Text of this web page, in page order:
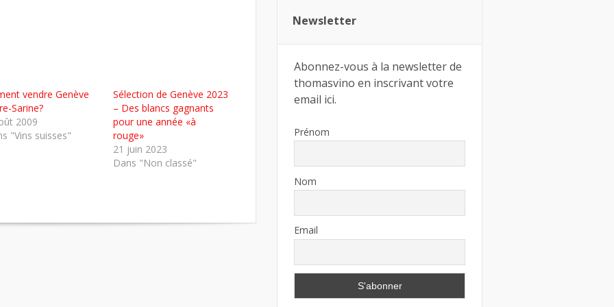
vendre Genève
Sarine?
2009
"Vins suisses"
Sélection de Genève 2023
– Des blancs gagnants
pour une année «à
rouge»
21 juin 2023
Dans "Non classé"
Newsletter
Abonnez-vous à la newsletter de
thomasvino en inscrivant votre
email ici.
Prénom
Nom
Email